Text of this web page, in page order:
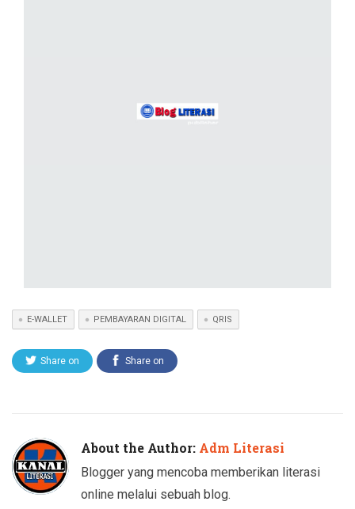
E-WALLET PEMBAYARAN DIGITAL QRIS
Share on Share on
About the Author: Adm Literasi
Blogger yang mencoba memberikan literasi
online melalui sebuah blog.